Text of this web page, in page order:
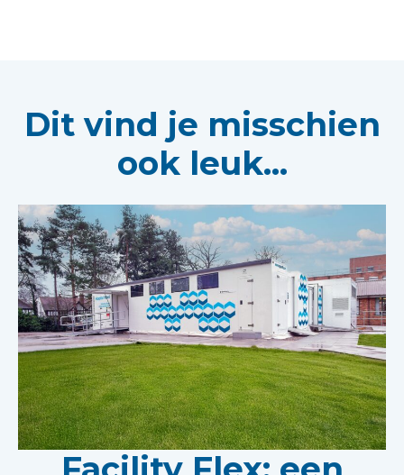
Dit vind je misschien
ook leuk...